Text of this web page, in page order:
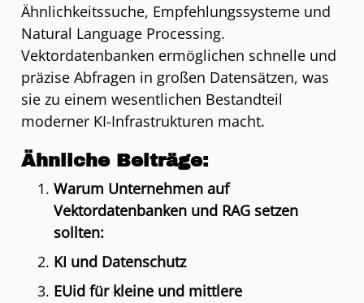
Ähnlichkeitssuche, Empfehlungssysteme und
Natural Language Processing.
Vektordatenbanken ermöglichen schnelle und
präzise Abfragen in großen Datensätzen, was
sie zu einem wesentlichen Bestandteil
moderner KI-Infrastrukturen macht.
Ähnliche Beiträge:
Warum Unternehmen auf
Vektordatenbanken und RAG setzen
sollten:
KI und Datenschutz
EUid für kleine und mittlere